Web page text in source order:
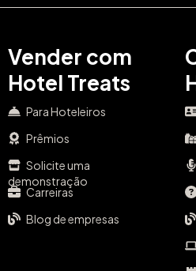
Vender com
Hotel Treats
Para Hoteleiros
Prêmios
Solicite uma
demonstração
Carreiras
Blog de empresas